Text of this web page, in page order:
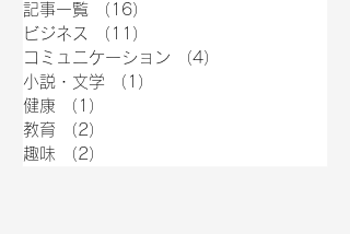
記事一覧 （16）
ビジネス
（11）
コミュニケーション
（4）
小説・文学
（1）
健康
（1）
教育
（2）
趣味
（2）